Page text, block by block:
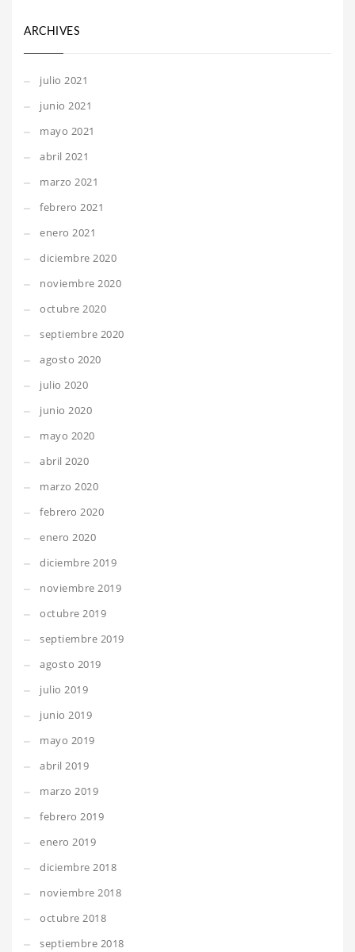
ARCHIVES
julio 2021
junio 2021
mayo 2021
abril 2021
marzo 2021
febrero 2021
enero 2021
diciembre 2020
noviembre 2020
octubre 2020
septiembre 2020
agosto 2020
julio 2020
junio 2020
mayo 2020
abril 2020
marzo 2020
febrero 2020
enero 2020
diciembre 2019
noviembre 2019
octubre 2019
septiembre 2019
agosto 2019
julio 2019
junio 2019
mayo 2019
abril 2019
marzo 2019
febrero 2019
enero 2019
diciembre 2018
noviembre 2018
octubre 2018
septiembre 2018